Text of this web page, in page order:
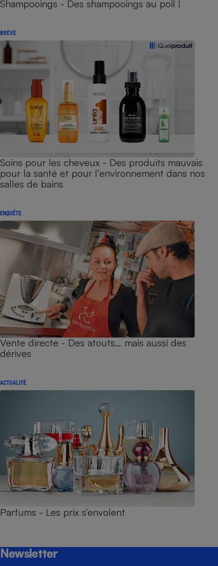
Shampooings - Des shampooings au poil !
BRÈVE
Soins pour les cheveux - Des produits mauvais
pour la santé et pour l’environnement dans nos
salles de bains
ENQUÊTE
Vente directe - Des atouts… mais aussi des
dérives
ACTUALITÉ
Parfums - Les prix s’envolent
Newsletter